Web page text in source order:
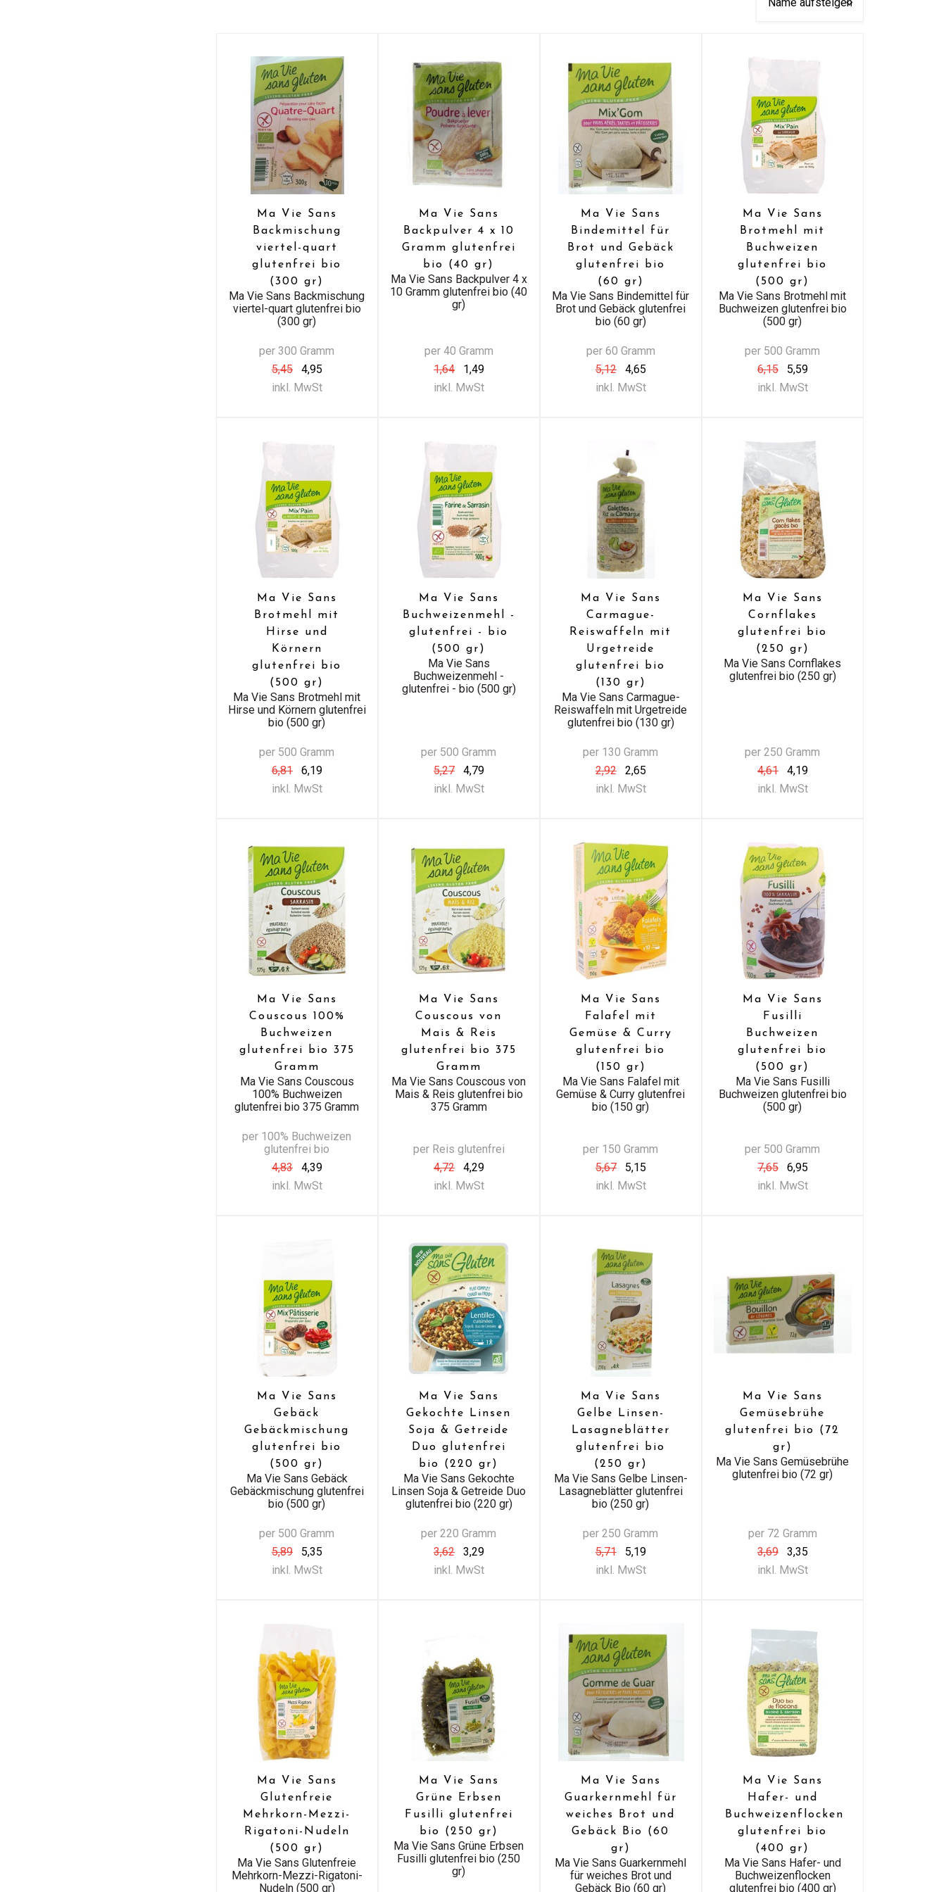
Ma Vie Sans
Backmischung
viertel-quart
glutenfrei bio
(300 gr)
Ma Vie Sans Backmischung
viertel-quart glutenfrei bio
(300 gr)
per 300 Gramm
5,45
4,95
inkl. MwSt
Ma Vie Sans
Backpulver 4 x 10
Gramm glutenfrei
bio (40 gr)
Ma Vie Sans Backpulver 4 x
10 Gramm glutenfrei bio (40
gr)
per 40 Gramm
1,64
1,49
inkl. MwSt
Ma Vie Sans
Bindemittel für
Brot und Gebäck
glutenfrei bio
(60 gr)
Ma Vie Sans Bindemittel für
Brot und Gebäck glutenfrei
bio (60 gr)
per 60 Gramm
5,12
4,65
inkl. MwSt
Ma Vie Sans
Brotmehl mit
Buchweizen
glutenfrei bio
(500 gr)
Ma Vie Sans Brotmehl mit
Buchweizen glutenfrei bio
(500 gr)
per 500 Gramm
6,15
5,59
inkl. MwSt
Ma Vie Sans
Brotmehl mit
Hirse und
Körnern
glutenfrei bio
(500 gr)
Ma Vie Sans Brotmehl mit
Hirse und Körnern glutenfrei
bio (500 gr)
per 500 Gramm
6,81
6,19
inkl. MwSt
Ma Vie Sans
Buchweizenmehl -
glutenfrei - bio
(500 gr)
Ma Vie Sans
Buchweizenmehl -
glutenfrei - bio (500 gr)
per 500 Gramm
5,27
4,79
inkl. MwSt
Ma Vie Sans
Carmague-
Reiswaffeln mit
Urgetreide
glutenfrei bio
(130 gr)
Ma Vie Sans Carmague-
Reiswaffeln mit Urgetreide
glutenfrei bio (130 gr)
per 130 Gramm
2,92
2,65
inkl. MwSt
Ma Vie Sans
Cornflakes
glutenfrei bio
(250 gr)
Ma Vie Sans Cornflakes
glutenfrei bio (250 gr)
per 250 Gramm
4,61
4,19
inkl. MwSt
Ma Vie Sans
Couscous 100%
Buchweizen
glutenfrei bio 375
Gramm
Ma Vie Sans Couscous
100% Buchweizen
glutenfrei bio 375 Gramm
per 100% Buchweizen
glutenfrei bio
4,83
4,39
inkl. MwSt
Ma Vie Sans
Couscous von
Mais & Reis
glutenfrei bio 375
Gramm
Ma Vie Sans Couscous von
Mais & Reis glutenfrei bio
375 Gramm
per Reis glutenfrei
4,72
4,29
inkl. MwSt
Ma Vie Sans
Falafel mit
Gemüse & Curry
glutenfrei bio
(150 gr)
Ma Vie Sans Falafel mit
Gemüse & Curry glutenfrei
bio (150 gr)
per 150 Gramm
5,67
5,15
inkl. MwSt
Ma Vie Sans
Fusilli
Buchweizen
glutenfrei bio
(500 gr)
Ma Vie Sans Fusilli
Buchweizen glutenfrei bio
(500 gr)
per 500 Gramm
7,65
6,95
inkl. MwSt
Ma Vie Sans
Gebäck
Gebäckmischung
glutenfrei bio
(500 gr)
Ma Vie Sans Gebäck
Gebäckmischung glutenfrei
bio (500 gr)
per 500 Gramm
5,89
5,35
inkl. MwSt
Ma Vie Sans
Gekochte Linsen
Soja & Getreide
Duo glutenfrei
bio (220 gr)
Ma Vie Sans Gekochte
Linsen Soja & Getreide Duo
glutenfrei bio (220 gr)
per 220 Gramm
3,62
3,29
inkl. MwSt
Ma Vie Sans
Gelbe Linsen-
Lasagneblätter
glutenfrei bio
(250 gr)
Ma Vie Sans Gelbe Linsen-
Lasagneblätter glutenfrei
bio (250 gr)
per 250 Gramm
5,71
5,19
inkl. MwSt
Ma Vie Sans
Gemüsebrühe
glutenfrei bio (72
gr)
Ma Vie Sans Gemüsebrühe
glutenfrei bio (72 gr)
per 72 Gramm
3,69
3,35
inkl. MwSt
Ma Vie Sans
Glutenfreie
Mehrkorn-Mezzi-
Rigatoni-Nudeln
(500 gr)
Ma Vie Sans Glutenfreie
Mehrkorn-Mezzi-Rigatoni-
Nudeln (500 gr)
Ma Vie Sans
Grüne Erbsen
Fusilli glutenfrei
bio (250 gr)
Ma Vie Sans Grüne Erbsen
Fusilli glutenfrei bio (250
gr)
Ma Vie Sans
Guarkernmehl für
weiches Brot und
Gebäck Bio (60
gr)
Ma Vie Sans Guarkernmehl
für weiches Brot und
Gebäck Bio (60 gr)
Ma Vie Sans
Hafer- und
Buchweizenflocken
glutenfrei bio
(400 gr)
Ma Vie Sans Hafer- und
Buchweizenflocken
glutenfrei bio (400 gr)